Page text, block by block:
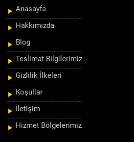
Anasayfa
Hakkımızda
Blog
Teslimat Bilgilerimiz
Gizlilik İlkeleri
Koşullar
İletişim
Hizmet Bölgelerimiz